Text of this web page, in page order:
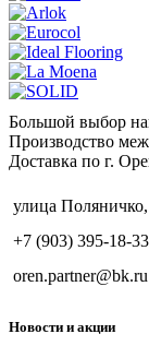
Большой выбор
Производство
Доставка по г.
улица
+7 (903) 395-18-33
oren.partner@bk.ru
Новости и акции